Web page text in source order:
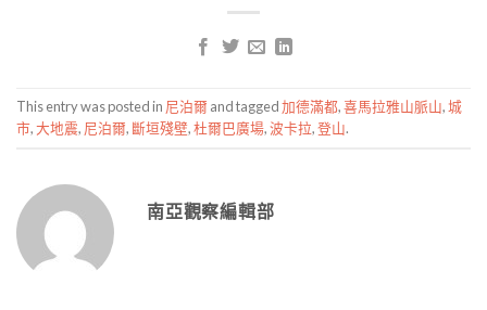
This entry was posted in 尼泊爾 and tagged加德滿都,喜馬拉雅山脈山,城
市,大地震, 尼泊爾, 斷垣殘壁,杜爾巴廣場,波卡拉,登山.
南亞觀察編輯部